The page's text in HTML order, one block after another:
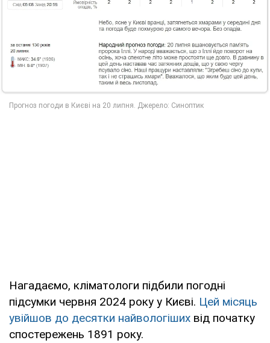
Нагадаємо, кліматологи підбили погодні
підсумки червня 2024 року у Києві. Цей місяць
увійшов до десятки найвологіших від початку
спостережень 1891 року.